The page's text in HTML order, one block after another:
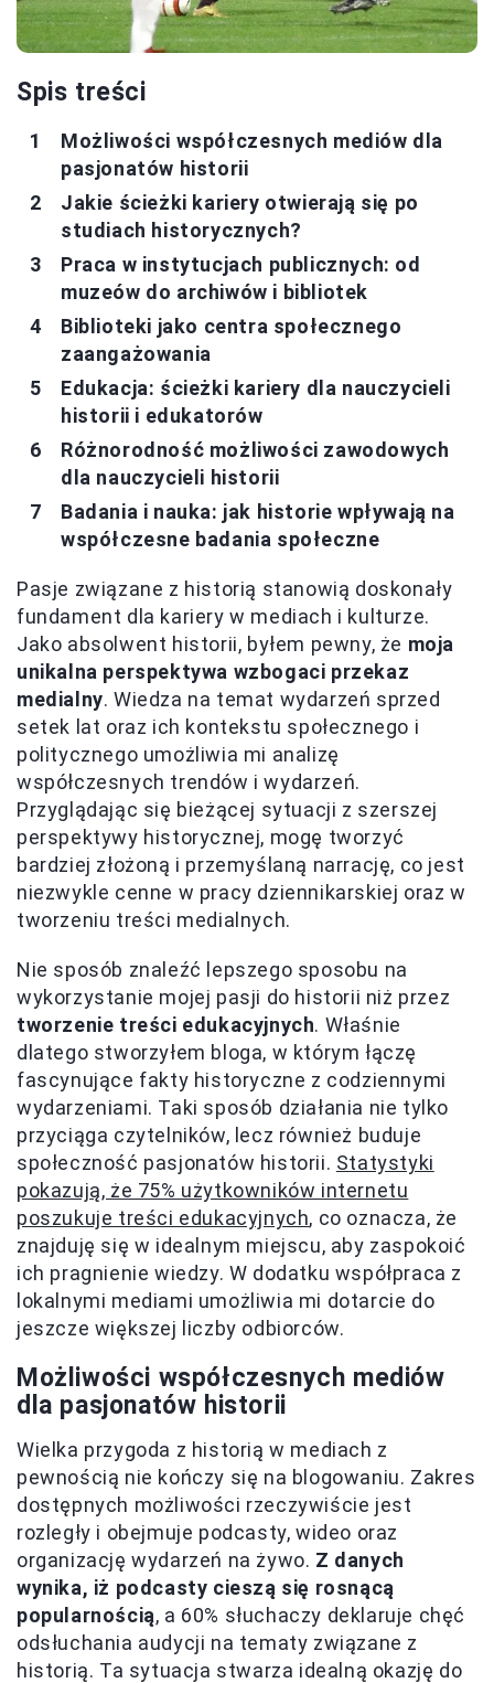
Spis treści
Możliwości współczesnych mediów dla
pasjonatów historii
Jakie ścieżki kariery otwierają się po
studiach historycznych?
Praca w instytucjach publicznych: od
muzeów do archiwów i bibliotek
Biblioteki jako centra społecznego
zaangażowania
Edukacja: ścieżki kariery dla nauczycieli
historii i edukatorów
Różnorodność możliwości zawodowych
dla nauczycieli historii
Badania i nauka: jak historie wpływają na
współczesne badania społeczne
Pasje związane z historią stanowią doskonały
fundament dla kariery w mediach i kulturze.
Jako absolwent historii, byłem pewny, że moja
unikalna perspektywa wzbogaci przekaz
medialny. Wiedza na temat wydarzeń sprzed
setek lat oraz ich kontekstu społecznego i
politycznego umożliwia mi analizę
współczesnych trendów i wydarzeń.
Przyglądając się bieżącej sytuacji z szerszej
perspektywy historycznej, mogę tworzyć
bardziej złożoną i przemyślaną narrację, co jest
niezwykle cenne w pracy dziennikarskiej oraz w
tworzeniu treści medialnych.
Nie sposób znaleźć lepszego sposobu na
wykorzystanie mojej pasji do historii niż przez
tworzenie treści edukacyjnych. Właśnie
dlatego stworzyłem bloga, w którym łączę
fascynujące fakty historyczne z codziennymi
wydarzeniami. Taki sposób działania nie tylko
przyciąga czytelników, lecz również buduje
społeczność pasjonatów historii. Statystyki
pokazują, że 75% użytkowników internetu
poszukuje treści edukacyjnych, co oznacza, że
znajduję się w idealnym miejscu, aby zaspokoić
ich pragnienie wiedzy. W dodatku współpraca z
lokalnymi mediami umożliwia mi dotarcie do
jeszcze większej liczby odbiorców.
Możliwości współczesnych mediów
dla pasjonatów historii
Wielka przygoda z historią w mediach z
pewnością nie kończy się na blogowaniu. Zakres
dostępnych możliwości rzeczywiście jest
rozległy i obejmuje podcasty, wideo oraz
organizację wydarzeń na żywo. Z danych
wynika, iż podcasty cieszą się rosnącą
popularnością, a 60% słuchaczy deklaruje chęć
odsłuchania audycji na tematy związane z
historią. Ta sytuacja stwarza idealną okazję do